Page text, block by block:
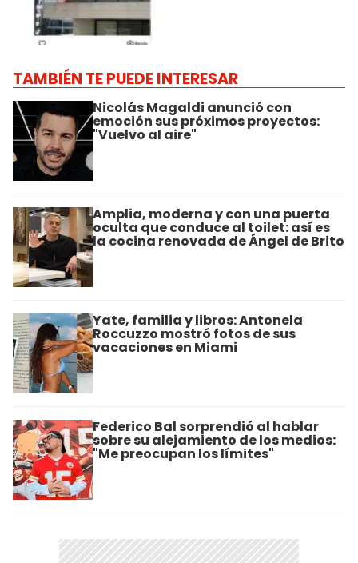
TAMBIÉN TE PUEDE INTERESAR
Nicolás Magaldi anunció con
emoción sus próximos proyectos:
"Vuelvo al aire"
Amplia, moderna y con una puerta
oculta que conduce al toilet: así es
la cocina renovada de Ángel de Brito
Yate, familia y libros: Antonela
Roccuzzo mostró fotos de sus
vacaciones en Miami
Federico Bal sorprendió al hablar
sobre su alejamiento de los medios:
"Me preocupan los límites"